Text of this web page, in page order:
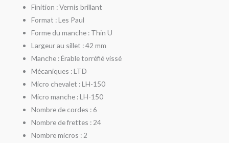
Finition : Vernis brillant
Format : Les Paul
Forme du manche : Thin U
Largeur au sillet : 42 mm
Manche : Érable torréfié vissé
Mécaniques : LTD
Micro chevalet : LH-150
Micro manche : LH-150
Nombre de cordes : 6
Nombre de frettes : 24
Nombre micros : 2